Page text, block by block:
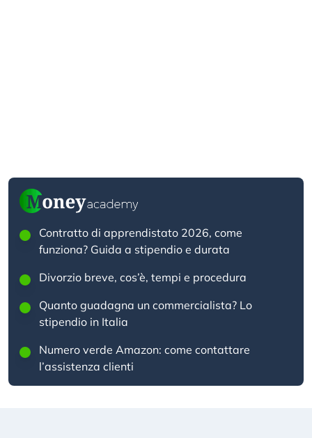
Contratto di apprendistato 2026, come
funziona? Guida a stipendio e durata
Divorzio breve, cos’è, tempi e procedura
Quanto guadagna un commercialista? Lo
stipendio in Italia
Numero verde Amazon: come contattare
l’assistenza clienti